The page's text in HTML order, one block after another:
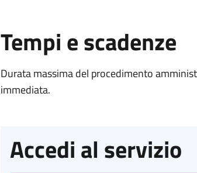
Tempi e scadenze
Durata massima del procedimento
immediata.
Accedi al servizio